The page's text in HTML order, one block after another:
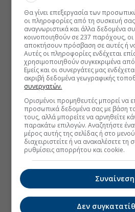
Θα γίνει επεξεργασία των
οι πληροφορίες από τη συσκευή
αναγνωριστικά και άλλα δεδομένα
κοινοποιηθούν σε 237 παρόχους,
αποκτήσουν πρόσβαση σε αυτές ή
Αυτές οι πληροφορίες ενδέχεται
χρησιμοποιηθούν συγκεκριμένα
Εμείς και οι συνεργάτες μας
ακριβή δεδομένα γεωγραφικής
συνεργατών.
Ορισμένοι προμηθευτές μπορεί να
προσωπικά δεδομένα σας με βάση
τους, αλλά μπορείτε να αρνηθείτε
παρακάτω επιλογών. Αναζητήστε
μέρος αυτής της σελίδας ή στο
διαχειριστείτε ή να ανακαλέσετε τη
ρυθμίσεις απορρήτου και cookie.
Συναίνεση
Δεν